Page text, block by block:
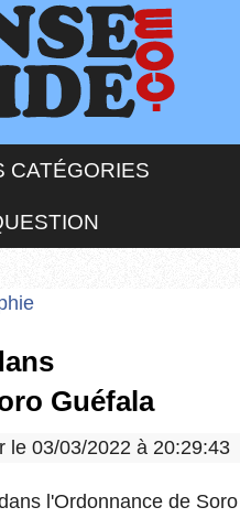
CATÉGORIES
Guéfala
le 03/03/2022 à 20:29:43
l'Ordonnance de Soro